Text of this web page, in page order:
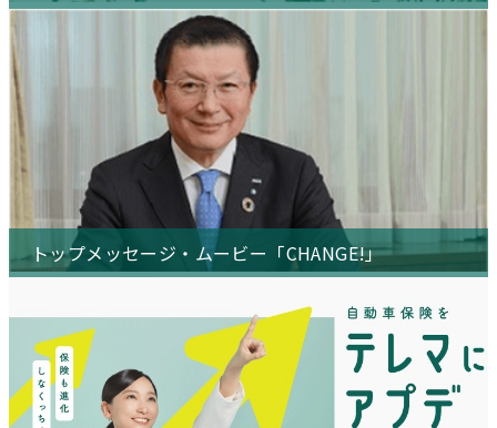
当社所属パラ水泳・荻原 虎太郎選
手がアジアパラ競技大会代表推薦
選手に決定！（PDF 351KB）
トップメッセージ・ムービー「CHANGE!」